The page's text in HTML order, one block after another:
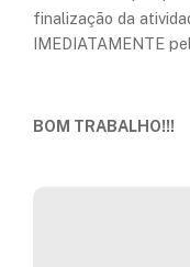
finalização da
IMEDIATAMENTE
BOM TRABALHO!!!